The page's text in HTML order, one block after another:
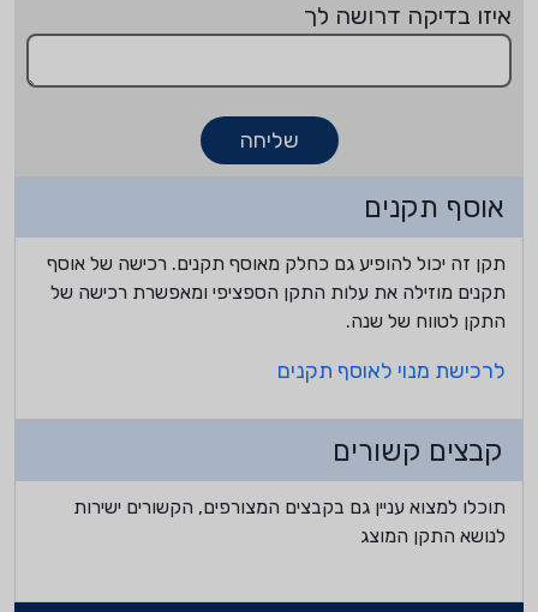
איזו בדיקה דרושה לך
שליחה
אוסף תקנים
תקן זה יכול להופיע גם כחלק מאוסף תקנים. רכישה של אוסף
תקנים מוזילה את עלות התקן הספציפי ומאפשרת רכישה של
התקן לטווח של שנה.
לרכישת מנוי לאוסף תקנים
קבצים קשורים
תוכלו למצוא עניין גם בקבצים המצורפים, הקשורים ישירות
לנושא התקן המוצג